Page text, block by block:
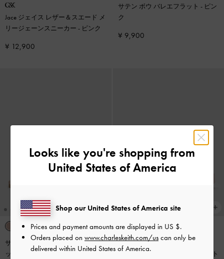
Jace ジェイス レザー＆スエード メ
リージェーンスニーカー - ピンク
¥ 12,900
サテン ボウ バレエフラット - ピン
ク
¥ 9,900
サテン クロスオーバー スリングバ
ック バレエフラット-ライトピン
再入荷
Dorri ドリー トリプルボウプラット
Looks like you're shopping from
United States of America
Shop our United States of America site
Prices and payment amounts are displayed in US $.
Orders placed on www.charleskeith.com/us can only be
delivered within United States of America.